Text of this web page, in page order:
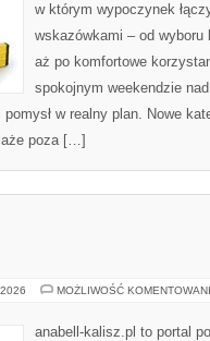
w którym wypoczynek
wskazówkami – od wyboru
aż po komfortowe
spokojnym weekendzie
w realny plan. Nowe
poza […]
MOŻLIWOŚĆ
anabell-kalisz.pl to portal